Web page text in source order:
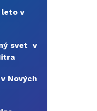
leto v
svet v
Nových